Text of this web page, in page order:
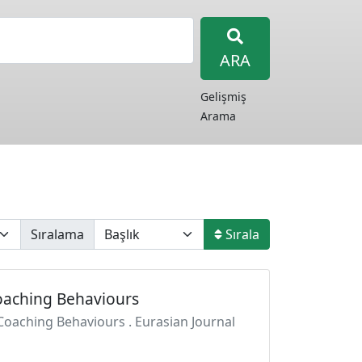
ARA
Gelişmiş
Arama
Sıralama Sırala
Behaviours
Behaviours . Eurasian Journal